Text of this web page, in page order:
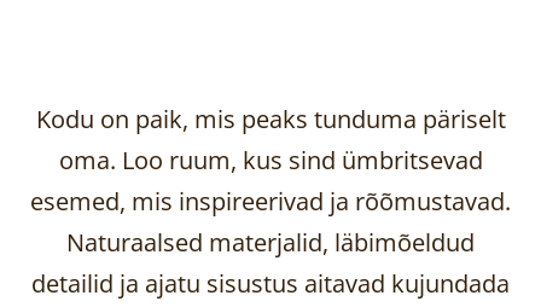
Kodu on paik, mis peaks tunduma päriselt
oma. Loo ruum, kus sind ümbritsevad
esemed, mis inspireerivad ja rõõmustavad.
Naturaalsed materjalid, läbimõeldud
detailid ja ajatu sisustus aitavad kujundada